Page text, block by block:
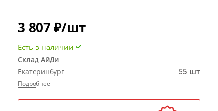
3 807 ₽/шт
Есть в наличии
Склад АйДи
Екатеринбург
55 шт
Подробнее